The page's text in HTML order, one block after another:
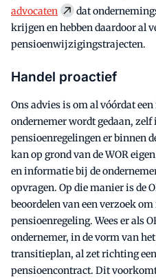
advocaten
dat
krijgen en hebben daardoor al
pensioenwijzigingstrajecten.
Handel proactief
Ons advies isom al vóórdat
ondernemer wordt gedaan,
pensioenregelingen er binnen
kan op grond van de WOR
en informatie bij de
opvragen. Op die manier is de
beoordelen van een verzoek
pensioenregeling. Wees er als
ondernemer, in de vorm van
transitieplan, al zet richting
pensioencontract. Dit